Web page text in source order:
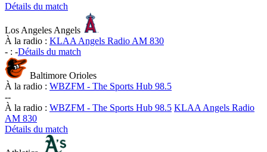
Détails du match
Los Angeles Angels
À la radio : KLAA Angels Radio AM 830
- : -Détails du match
Baltimore Orioles
À la radio : WBZFM - The Sports Hub 98.5
--
À la radio : WBZFM - The Sports Hub 98.5 KLAA Angels Radio
AM 830
Détails du match